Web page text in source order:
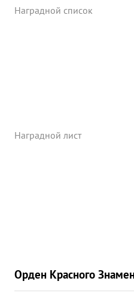
Наградной список
Наградной лист
Орден Красного